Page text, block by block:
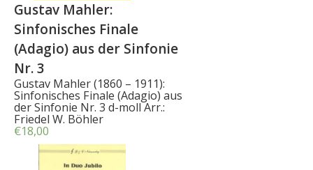
Gustav Mahler:
Sinfonisches Finale
(Adagio) aus der Sinfonie
Nr. 3
Gustav Mahler (1860 – 1911):
Sinfonisches Finale (Adagio) aus
der Sinfonie Nr. 3 d-moll Arr.:
Friedel W. Böhler
€18,00